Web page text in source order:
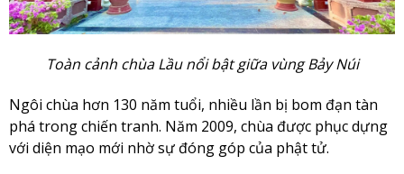
Toàn cảnh chùa Lầu nổi bật giữa vùng Bảy Núi
Ngôi chùa hơn 130 năm tuổi, nhiều lần bị bom đạn tàn
phá trong chiến tranh. Năm 2009, chùa được phục dựng
với diện mạo mới nhờ sự đóng góp của phật tử.